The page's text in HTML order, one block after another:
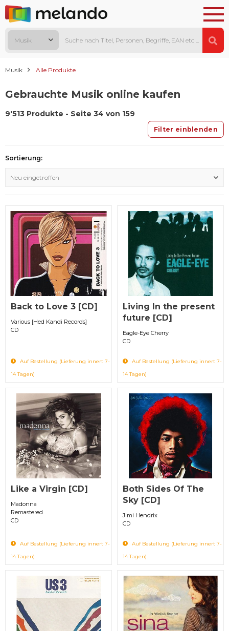
Musik
Musik Alle Produkte
Gebrauchte Musik online kaufen
9'513 Produkte - Seite 34 von 159
Filter einblenden
Sortierung:
Neu eingetroffen
Back to Love 3 [CD]
Various [Hed Kandi Records]
CD
Auf Bestellung (Lieferung innert 7-
14 Tagen)
Living In the present
future [CD]
Eagle-Eye Cherry
CD
Auf Bestellung (Lieferung innert 7-
14 Tagen)
Like a Virgin [CD]
Madonna
Remastered
CD
Auf Bestellung (Lieferung innert 7-
14 Tagen)
Both Sides Of The
Sky [CD]
Jimi Hendrix
CD
Auf Bestellung (Lieferung innert 7-
14 Tagen)